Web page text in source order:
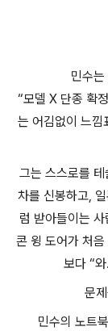
민수
“모델 X 단종 확
는 어김없이 느낌
그는 스스로를 테
차를 신봉하고,
럼 받아들이는
콘 윙 도어가 처
보다 “
문
민수의 노트